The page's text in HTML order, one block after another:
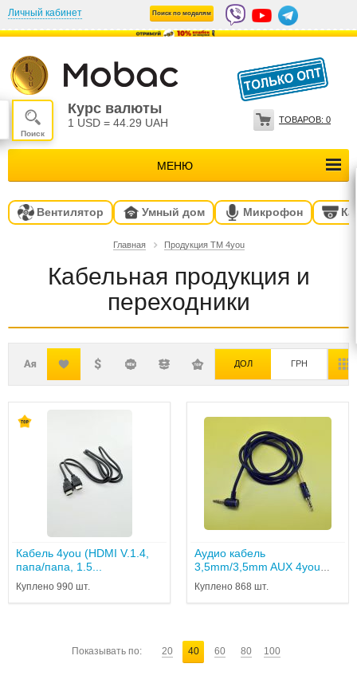
Личный кабинет Поиск по моделям
Курс валюты
1 USD = 44.29 UAH
МЕНЮ
ТОВАРОВ: 0
Вентилятор Умный дом Микрофон
Главная Продукция ТМ 4you
Кабельная продукция и
переходники
ДОЛ ГРН
Кабель 4you (HDMI V.1.4,
папа/папа, 1.5...
Куплено 990 шт.
Аудио кабель
3,5mm/3,5mm AUX 4you
Куплено 868 шт.
Показывать по: 20 40 60 80 100